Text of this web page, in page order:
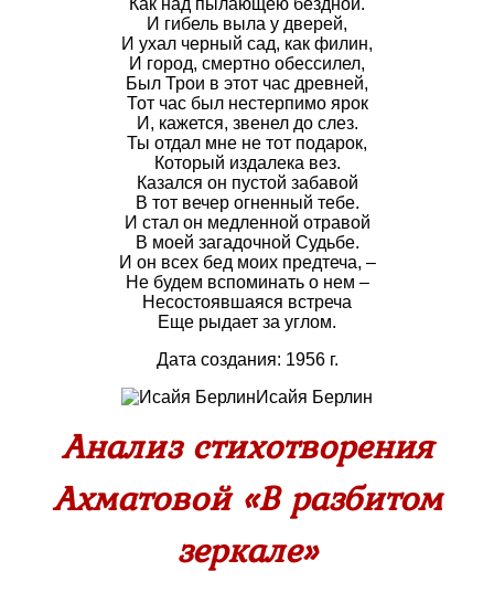
И гибель выла у дверей,
И ухал черный сад, как филин,
И город, смертно обессилел,
Был Трои в этот час древней,
Тот час был нестерпимо ярок
И, кажется, звенел до слез.
Ты отдал мне не тот подарок,
Который издалека вез.
Казался он пустой забавой
В тот вечер огненный тебе.
И стал он медленной отравой
В моей загадочной Судьбе.
И он всех бед моих предтеча, –
Не будем вспоминать о нем –
Несостоявшаяся встреча
Еще рыдает за углом.
Дата создания: 1956 г.
Исайя Берлин
Анализ стихотворения
Ахматовой «В разбитом
зеркале»